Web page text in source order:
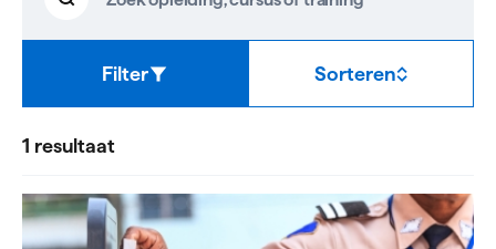
Zoek
Filter Sorteren
1 resultaat
veiligheid
resultaten